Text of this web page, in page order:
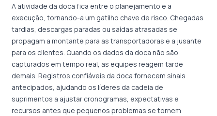
A atividade da doca fica entre o planejamento e a
execução, tornando-a um gatilho chave de risco. Chegadas
tardias, descargas paradas ou saídas atrasadas se
propagam a montante para as transportadoras e a jusante
para os clientes. Quando os dados da doca não são
capturados em tempo real, as equipes reagem tarde
demais. Registros confiáveis da doca fornecem sinais
antecipados, ajudando os líderes da cadeia de
suprimentos a ajustar cronogramas, expectativas e
recursos antes que pequenos problemas se tornem